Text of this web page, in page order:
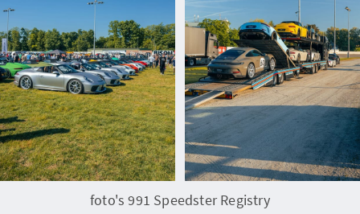
foto's 991 Speedster Registry